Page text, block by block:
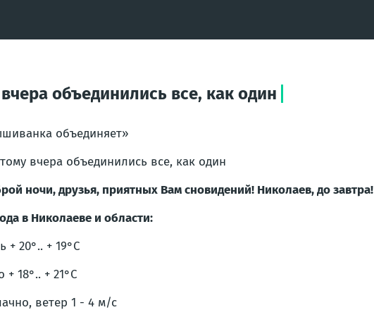
объединились все, как один
объединяет»
вчера объединились все, как один
ночи, друзья, приятных Вам сновидений! Николаев, до завтра!
в Николаеве и области:
+ 20°.. + 19°С
+ 18°.. + 21°С
ветер 1 - 4 м/с